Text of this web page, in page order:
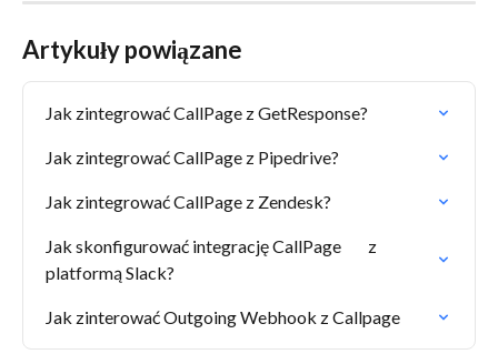
Artykuły powiązane
Jak zintegrować CallPage z GetResponse?
Jak zintegrować CallPage z Pipedrive?
Jak zintegrować CallPage z Zendesk?
Jak skonfigurować integrację CallPage        z
platformą Slack?
Jak zinterować Outgoing Webhook z Callpage